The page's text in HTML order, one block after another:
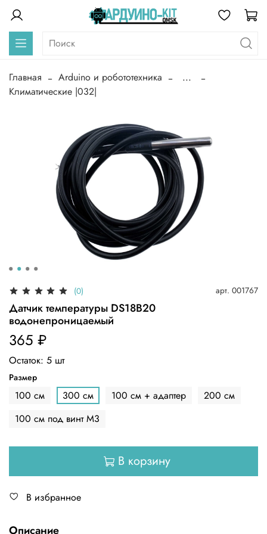
Главная Arduino и робототехника
...
Климатические |032|
(0) арт. 001767
Датчик температуры DS18B20
водонепроницаемый
365 ₽
Остаток: 5 шт
Размер
100 см 300 см 100 см + адаптер
200 см
100 см под винт М3
В корзину
В избранное
Описание